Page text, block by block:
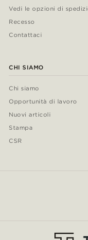
Vedi le opzioni di
Recesso
Contattaci
CHI SIAMO
Chi siamo
Opportunità di lavoro
Nuovi articoli
Stampa
CSR